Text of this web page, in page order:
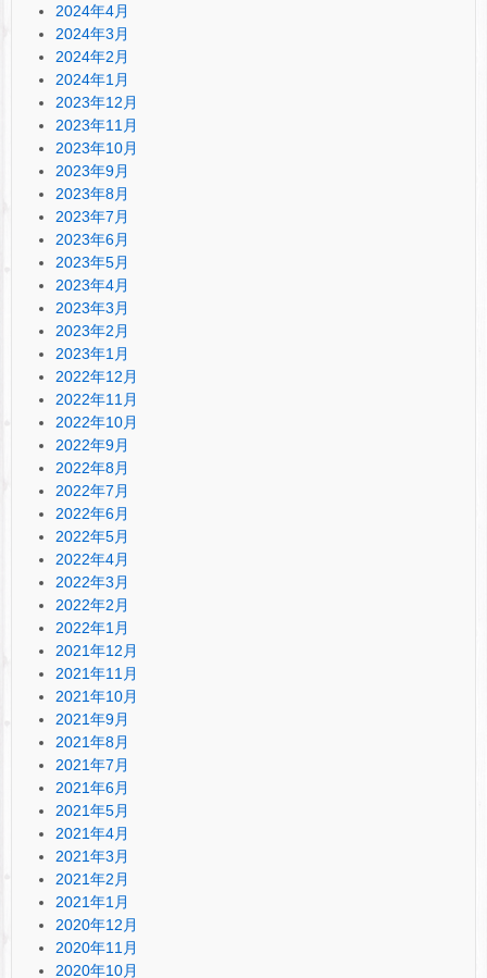
2024年4月
2024年3月
2024年2月
2024年1月
2023年12月
2023年11月
2023年10月
2023年9月
2023年8月
2023年7月
2023年6月
2023年5月
2023年4月
2023年3月
2023年2月
2023年1月
2022年12月
2022年11月
2022年10月
2022年9月
2022年8月
2022年7月
2022年6月
2022年5月
2022年4月
2022年3月
2022年2月
2022年1月
2021年12月
2021年11月
2021年10月
2021年9月
2021年8月
2021年7月
2021年6月
2021年5月
2021年4月
2021年3月
2021年2月
2021年1月
2020年12月
2020年11月
2020年10月